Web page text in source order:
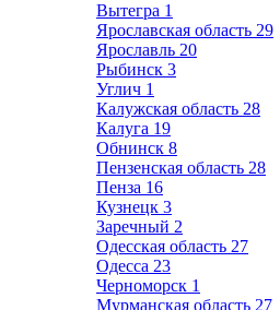
Вытегра 1
Ярославская область 29
Ярославль 20
Рыбинск 3
Углич 1
Калужская область 28
Калуга 19
Обнинск 8
Пензенская область 28
Пенза 16
Кузнецк 3
Заречный 2
Одесская область 27
Одесса 23
Черноморск 1
Мурманская область 27